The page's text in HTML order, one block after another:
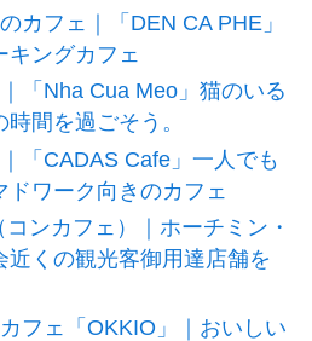
カフェ｜「DEN CA PHE」
キングカフェ
「Nha Cua Meo」猫のいる
間を過ごそう。
「CADAS Cafe」一人でも
ドワーク向きのカフェ
ンカフェ）｜ホーチミン・
近くの観光客御用達店舗を
フェ「OKKIO」｜おいしい